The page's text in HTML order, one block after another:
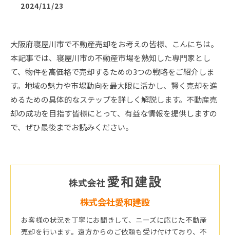
2024/11/23
大阪府寝屋川市で不動産売却をお考えの皆様、こんにちは。
本記事では、寝屋川市の不動産市場を熟知した専門家とし
て、物件を高価格で売却するための3つの戦略をご紹介しま
す。地域の魅力や市場動向を最大限に活かし、賢く売却を進
めるための具体的なステップを詳しく解説します。不動産売
却の成功を目指す皆様にとって、有益な情報を提供しますの
で、ぜひ最後までお読みください。
株式会社愛和建設
お客様の状況を丁寧にお聞きして、ニーズに応じた不動産
売却を行います。遠方からのご依頼も受け付けており、不